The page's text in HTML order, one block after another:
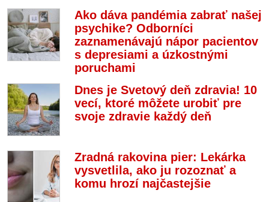
Ako dáva pandémia zabrať našej
psychike? Odborníci
zaznamenávajú nápor pacientov
s depresiami a úzkostnými
poruchami
Dnes je Svetový deň zdravia! 10
vecí, ktoré môžete urobiť pre
svoje zdravie každý deň
Zradná rakovina pier: Lekárka
vysvetlila, ako ju rozoznať a
komu hrozí najčastejšie